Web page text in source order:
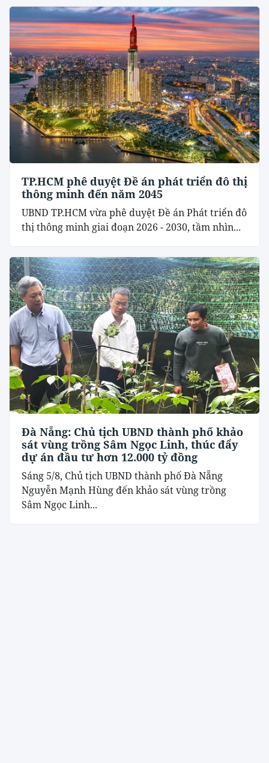
TP.HCM phê duyệt Đề án phát triển đô thị
thông minh đến năm 2045
UBND TP.HCM vừa phê duyệt Đề án Phát triển đô
thị thông minh giai đoạn 2026 - 2030, tầm nhìn...
Đà Nẵng: Chủ tịch UBND thành phố khảo
sát vùng trồng Sâm Ngọc Linh, thúc đẩy
dự án đầu tư hơn 12.000 tỷ đồng
Sáng 5/8, Chủ tịch UBND thành phố Đà Nẵng
Nguyễn Mạnh Hùng đến khảo sát vùng trồng
Sâm Ngọc Linh...